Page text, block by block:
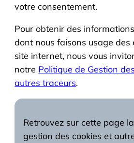
votre consentement.
Pour obtenir des
dont nous faisons usage des
site internet, nous vous
notre Politique de Gestion
autres traceurs.
Retrouvez sur cette page
gestion des cookies et